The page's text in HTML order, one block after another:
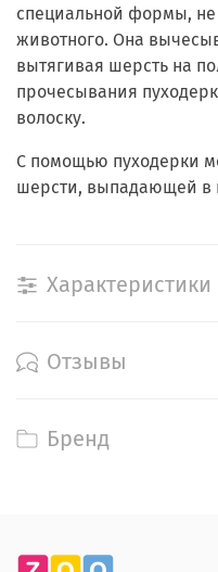
специальной формы,
животного. Она
вытягивая шерсть на
прочесывания
волоску.
С помощью пуходерки
шерсти, выпадающей в
Характеристики
Отзывы
Бренд